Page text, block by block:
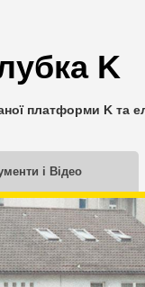
K
платформи K та
і Відео